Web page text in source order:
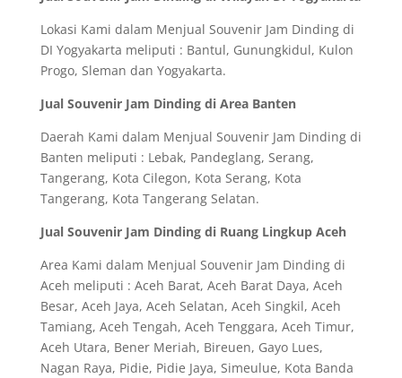
Lokasi Kami dalam Menjual Souvenir Jam Dinding di
DI Yogyakarta meliputi : Bantul, Gunungkidul, Kulon
Progo, Sleman dan Yogyakarta.
Jual Souvenir Jam Dinding di Area Banten
Daerah Kami dalam Menjual Souvenir Jam Dinding di
Banten meliputi : Lebak, Pandeglang, Serang,
Tangerang, Kota Cilegon, Kota Serang, Kota
Tangerang, Kota Tangerang Selatan.
Jual Souvenir Jam Dinding di Ruang Lingkup Aceh
Area Kami dalam Menjual Souvenir Jam Dinding di
Aceh meliputi : Aceh Barat, Aceh Barat Daya, Aceh
Besar, Aceh Jaya, Aceh Selatan, Aceh Singkil, Aceh
Tamiang, Aceh Tengah, Aceh Tenggara, Aceh Timur,
Aceh Utara, Bener Meriah, Bireuen, Gayo Lues,
Nagan Raya, Pidie, Pidie Jaya, Simeulue, Kota Banda